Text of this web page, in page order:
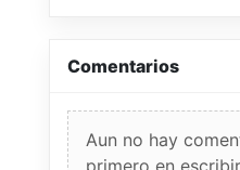
Comentarios
Aun no hay